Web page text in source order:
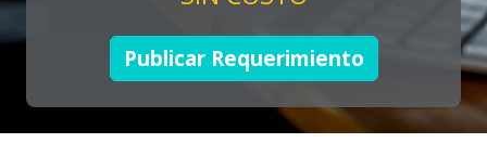
Empresa en Jalisco
Requiere:
LOGÍSTICA DE CARGA LLAVE
EN MANO
Publicar Requerimiento